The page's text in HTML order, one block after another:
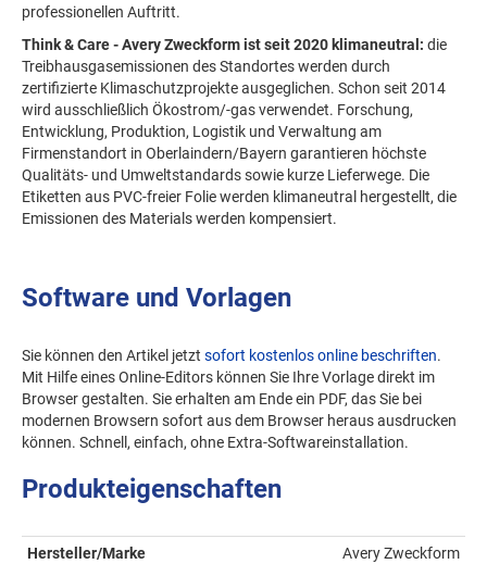
professionellen Auftritt.
Think & Care - Avery Zweckform ist seit 2020 klimaneutral: die
Treibhausgasemissionen des Standortes werden durch
zertifizierte Klimaschutzprojekte ausgeglichen. Schon seit 2014
wird ausschließlich Ökostrom/-gas verwendet. Forschung,
Entwicklung, Produktion, Logistik und Verwaltung am
Firmenstandort in Oberlaindern/Bayern garantieren höchste
Qualitäts- und Umweltstandards sowie kurze Lieferwege. Die
Etiketten aus PVC-freier Folie werden klimaneutral hergestellt, die
Emissionen des Materials werden kompensiert.
Software und Vorlagen
Sie können den Artikel jetzt sofort kostenlos online beschriften.
Mit Hilfe eines Online-Editors können Sie Ihre Vorlage direkt im
Browser gestalten. Sie erhalten am Ende ein PDF, das Sie bei
modernen Browsern sofort aus dem Browser heraus ausdrucken
können. Schnell, einfach, ohne Extra-Softwareinstallation.
Produkteigenschaften
Hersteller/Marke Avery Zweckform